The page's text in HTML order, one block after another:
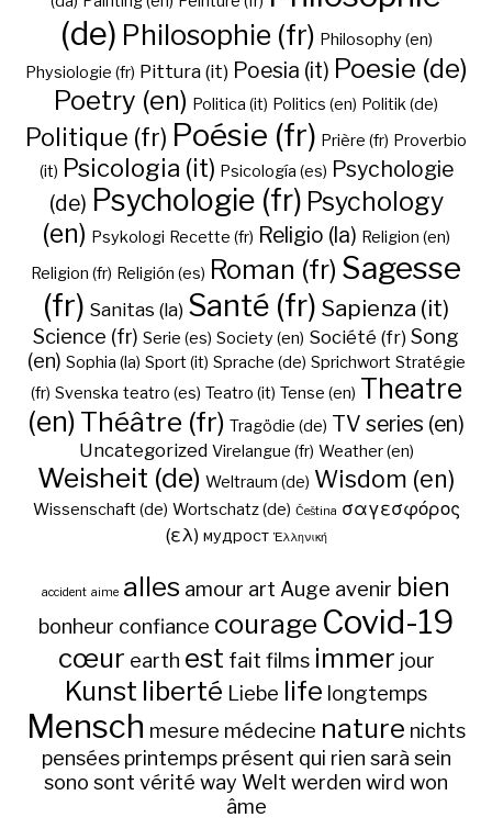
(de) Philosophie (fr) Philosophy (en)
Physiologie (fr) Pittura (it) Poesia (it) Poesie (de)
Poetry (en) Politica (it) Politics (en) Politik (de)
Politique (fr) Poésie (fr) Prière (fr) Proverbio
(it) Psicologia (it) Psicología (es) Psychologie
(de) Psychologie (fr) Psychology
(en) Psykologi Recette (fr) Religio (la) Religion (en)
Religion (fr) Religión (es) Roman (fr) Sagesse
(fr) Sanitas (la) Santé (fr) Sapienza (it)
Science (fr) Serie (es) Society (en) Société (fr) Song
(en) Sophia (la) Sport (it) Sprache (de) Sprichwort Stratégie
(fr) Svenska teatro (es) Teatro (it) Tense (en) Theatre
(en) Théâtre (fr) Tragödie (de) TV series (en)
Uncategorized Virelangue (fr) Weather (en)
Weisheit (de) Weltraum (de) Wisdom (en)
Wissenschaft (de) Wortschatz (de) Čeština σαγεσφόρος
(ελ) мудрост Ἑλληνική
accident aime alles amour art Auge avenir bien
bonheur confiance courage Covid-19
cœur earth est fait films immer jour
Kunst liberté Liebe life longtemps
Mensch mesure médecine nature nichts
pensées printemps présent qui rien sarà sein
sono sont vérité way Welt werden wird won
âme